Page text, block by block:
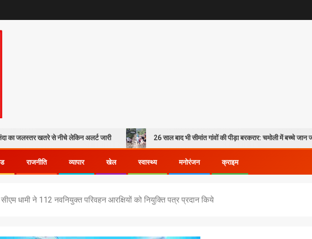
से नीचे लेकिन अलर्ट जारी 26 साल बाद भी सीमांत गांवों की पीड़ा बरकरार: चमोली में बच्चे जान जोखिम में डालकर
राजनीति व्यापार खेल स्वास्थ्य मनोरंजन क्राइम
सीएम धामी ने 112 नवनियुक्त परिवहन आरक्षियों को नियुक्ति पत्र प्रदान किये